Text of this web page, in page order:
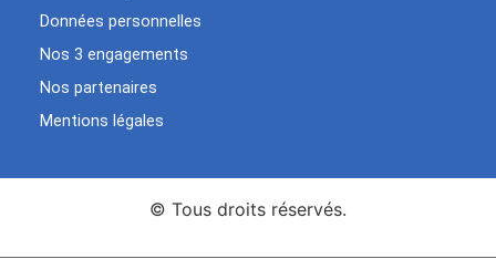
Données personnelles
Nos 3 engagements
Nos partenaires
Mentions légales
© Tous droits réservés.